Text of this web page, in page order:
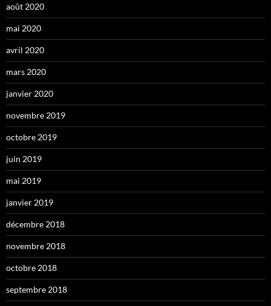
août 2020
mai 2020
avril 2020
mars 2020
janvier 2020
novembre 2019
octobre 2019
juin 2019
mai 2019
janvier 2019
décembre 2018
novembre 2018
octobre 2018
septembre 2018